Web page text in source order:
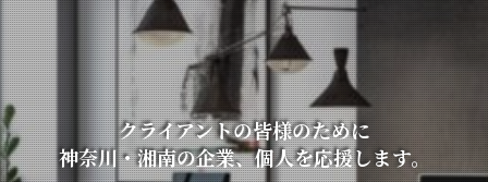
クライアントの皆様のために
神奈川・湘南の企業、個人を応援します。